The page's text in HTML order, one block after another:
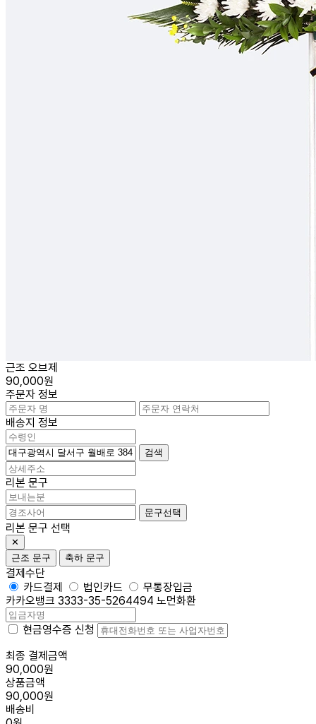
근조 오브제
90,000원
주문자 정보
배송지 정보
검색
리본 문구
문구선택
리본 문구 선택
✕
근조 문구
축하 문구
결제수단
카드결제
법인카드
무통장입금
카카오뱅크 3333-35-5264494 노먼화환
현금영수증 신청
최종 결제금액
90,000원
상품금액
90,000원
배송비